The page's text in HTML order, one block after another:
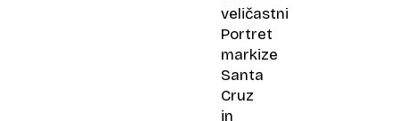
veličastni
Portret
markize
Santa
Cruz
in